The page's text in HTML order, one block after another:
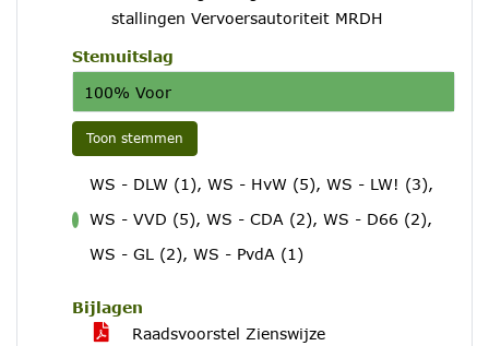
stallingen Vervoersautoriteit MRDH
Stemuitslag
100% Voor
Toon stemmen
WS - DLW (1), WS - HvW (5), WS - LW! (3),
WS - VVD (5), WS - CDA (2), WS - D66 (2),
WS - GL (2), WS - PvdA (1)
Bijlagen
Raadsvoorstel Zienswijze